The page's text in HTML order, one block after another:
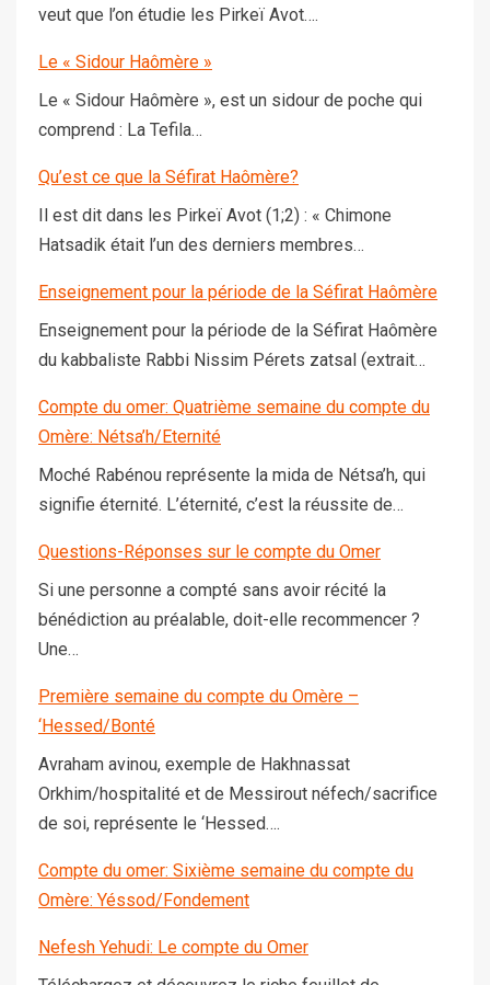
veut que l’on étudie les Pirkeï Avot….
Le « Sidour Haômère »
Le « Sidour Haômère », est un sidour de poche qui
comprend : La Tefila…
Qu’est ce que la Séfirat Haômère?
Il est dit dans les Pirkeï Avot (1;2) : « Chimone
Hatsadik était l’un des derniers membres…
Enseignement pour la période de la Séfirat Haômère
Enseignement pour la période de la Séfirat Haômère
du kabbaliste Rabbi Nissim Pérets zatsal (extrait…
Compte du omer: Quatrième semaine du compte du
Omère: Nétsa’h/Eternité
Moché Rabénou représente la mida de Nétsa’h, qui
signifie éternité. L’éternité, c’est la réussite de…
Questions-Réponses sur le compte du Omer
Si une personne a compté sans avoir récité la
bénédiction au préalable, doit-elle recommencer ?
Une…
Première semaine du compte du Omère –
‘Hessed/Bonté
Avraham avinou, exemple de Hakhnassat
Orkhim/hospitalité et de Messirout néfech/sacrifice
de soi, représente le ‘Hessed….
Compte du omer: Sixième semaine du compte du
Omère: Yéssod/Fondement
Nefesh Yehudi: Le compte du Omer